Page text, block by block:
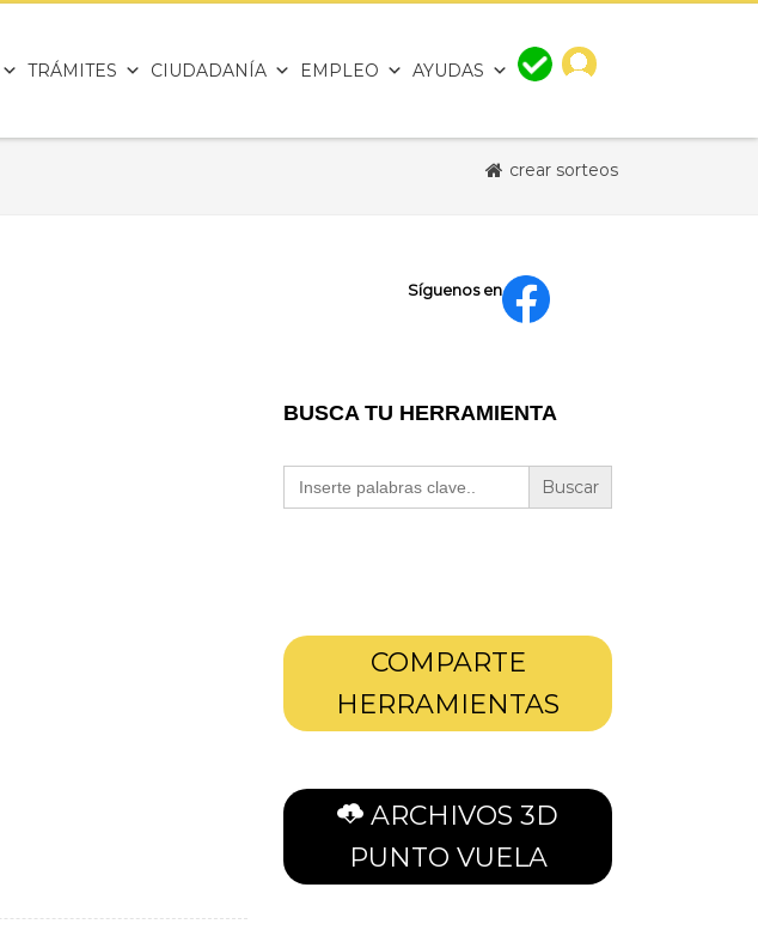
TRÁMITES CIUDADANÍA EMPLEO AYUDAS
crear sorteos
Síguenos en
BUSCA TU HERRAMIENTA
Buscar:
COMPARTE
HERRAMIENTAS
ARCHIVOS 3D
PUNTO VUELA